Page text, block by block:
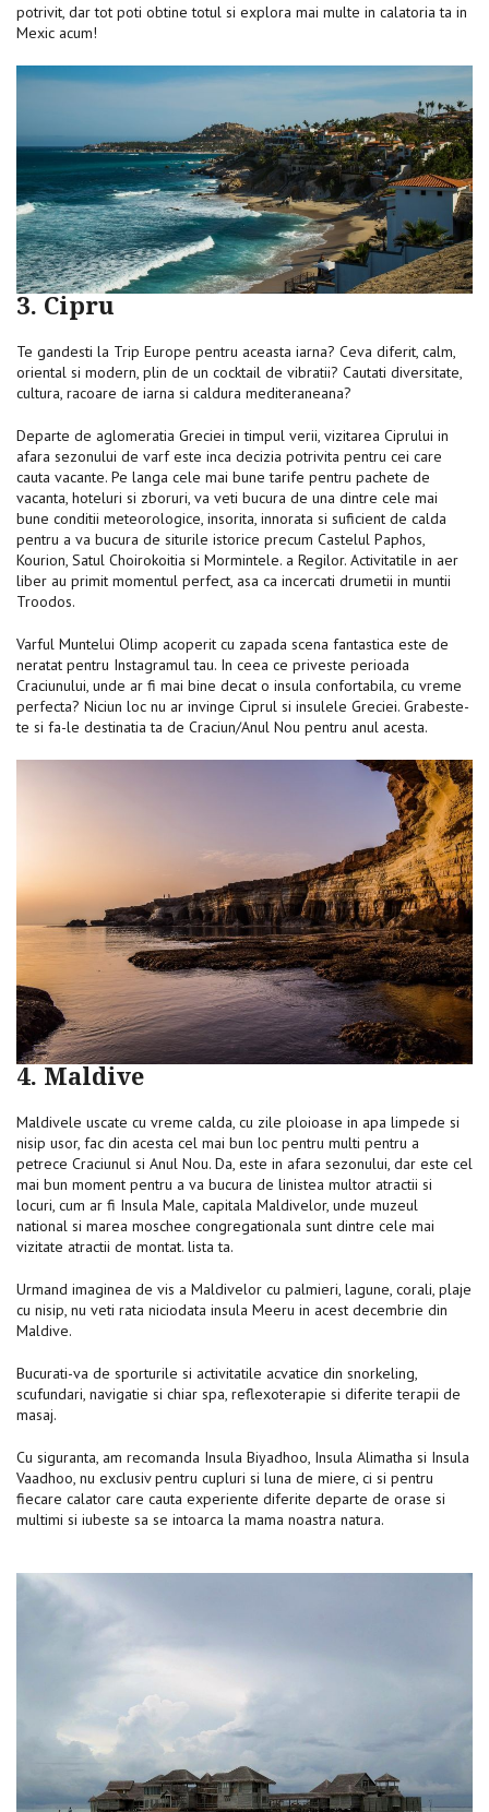
potrivit, dar tot poti obtine totul si explora mai multe in calatoria ta in
Mexic acum!
3. Cipru
Te gandesti la Trip Europe pentru aceasta iarna? Ceva diferit, calm,
oriental si modern, plin de un cocktail de vibratii? Cautati diversitate,
cultura, racoare de iarna si caldura mediteraneana?
Departe de aglomeratia Greciei in timpul verii, vizitarea Ciprului in
afara sezonului de varf este inca decizia potrivita pentru cei care
cauta vacante. Pe langa cele mai bune tarife pentru pachete de
vacanta, hoteluri si zboruri, va veti bucura de una dintre cele mai
bune conditii meteorologice, insorita, innorata si suficient de calda
pentru a va bucura de siturile istorice precum Castelul Paphos,
Kourion, Satul Choirokoitia si Mormintele. a Regilor. Activitatile in aer
liber au primit momentul perfect, asa ca incercati drumetii in muntii
Troodos.
Varful Muntelui Olimp acoperit cu zapada scena fantastica este de
neratat pentru Instagramul tau. In ceea ce priveste perioada
Craciunului, unde ar fi mai bine decat o insula confortabila, cu vreme
perfecta? Niciun loc nu ar invinge Ciprul si insulele Greciei. Grabeste-
te si fa-le destinatia ta de Craciun/Anul Nou pentru anul acesta.
4. Maldive
Maldivele uscate cu vreme calda, cu zile ploioase in apa limpede si
nisip usor, fac din acesta cel mai bun loc pentru multi pentru a
petrece Craciunul si Anul Nou. Da, este in afara sezonului, dar este cel
mai bun moment pentru a va bucura de linistea multor atractii si
locuri, cum ar fi Insula Male, capitala Maldivelor, unde muzeul
national si marea moschee congregationala sunt dintre cele mai
vizitate atractii de montat. lista ta.
Urmand imaginea de vis a Maldivelor cu palmieri, lagune, corali, plaje
cu nisip, nu veti rata niciodata insula Meeru in acest decembrie din
Maldive.
Bucurati-va de sporturile si activitatile acvatice din snorkeling,
scufundari, navigatie si chiar spa, reflexoterapie si diferite terapii de
masaj.
Cu siguranta, am recomanda Insula Biyadhoo, Insula Alimatha si Insula
Vaadhoo, nu exclusiv pentru cupluri si luna de miere, ci si pentru
fiecare calator care cauta experiente diferite departe de orase si
multimi si iubeste sa se intoarca la mama noastra natura.